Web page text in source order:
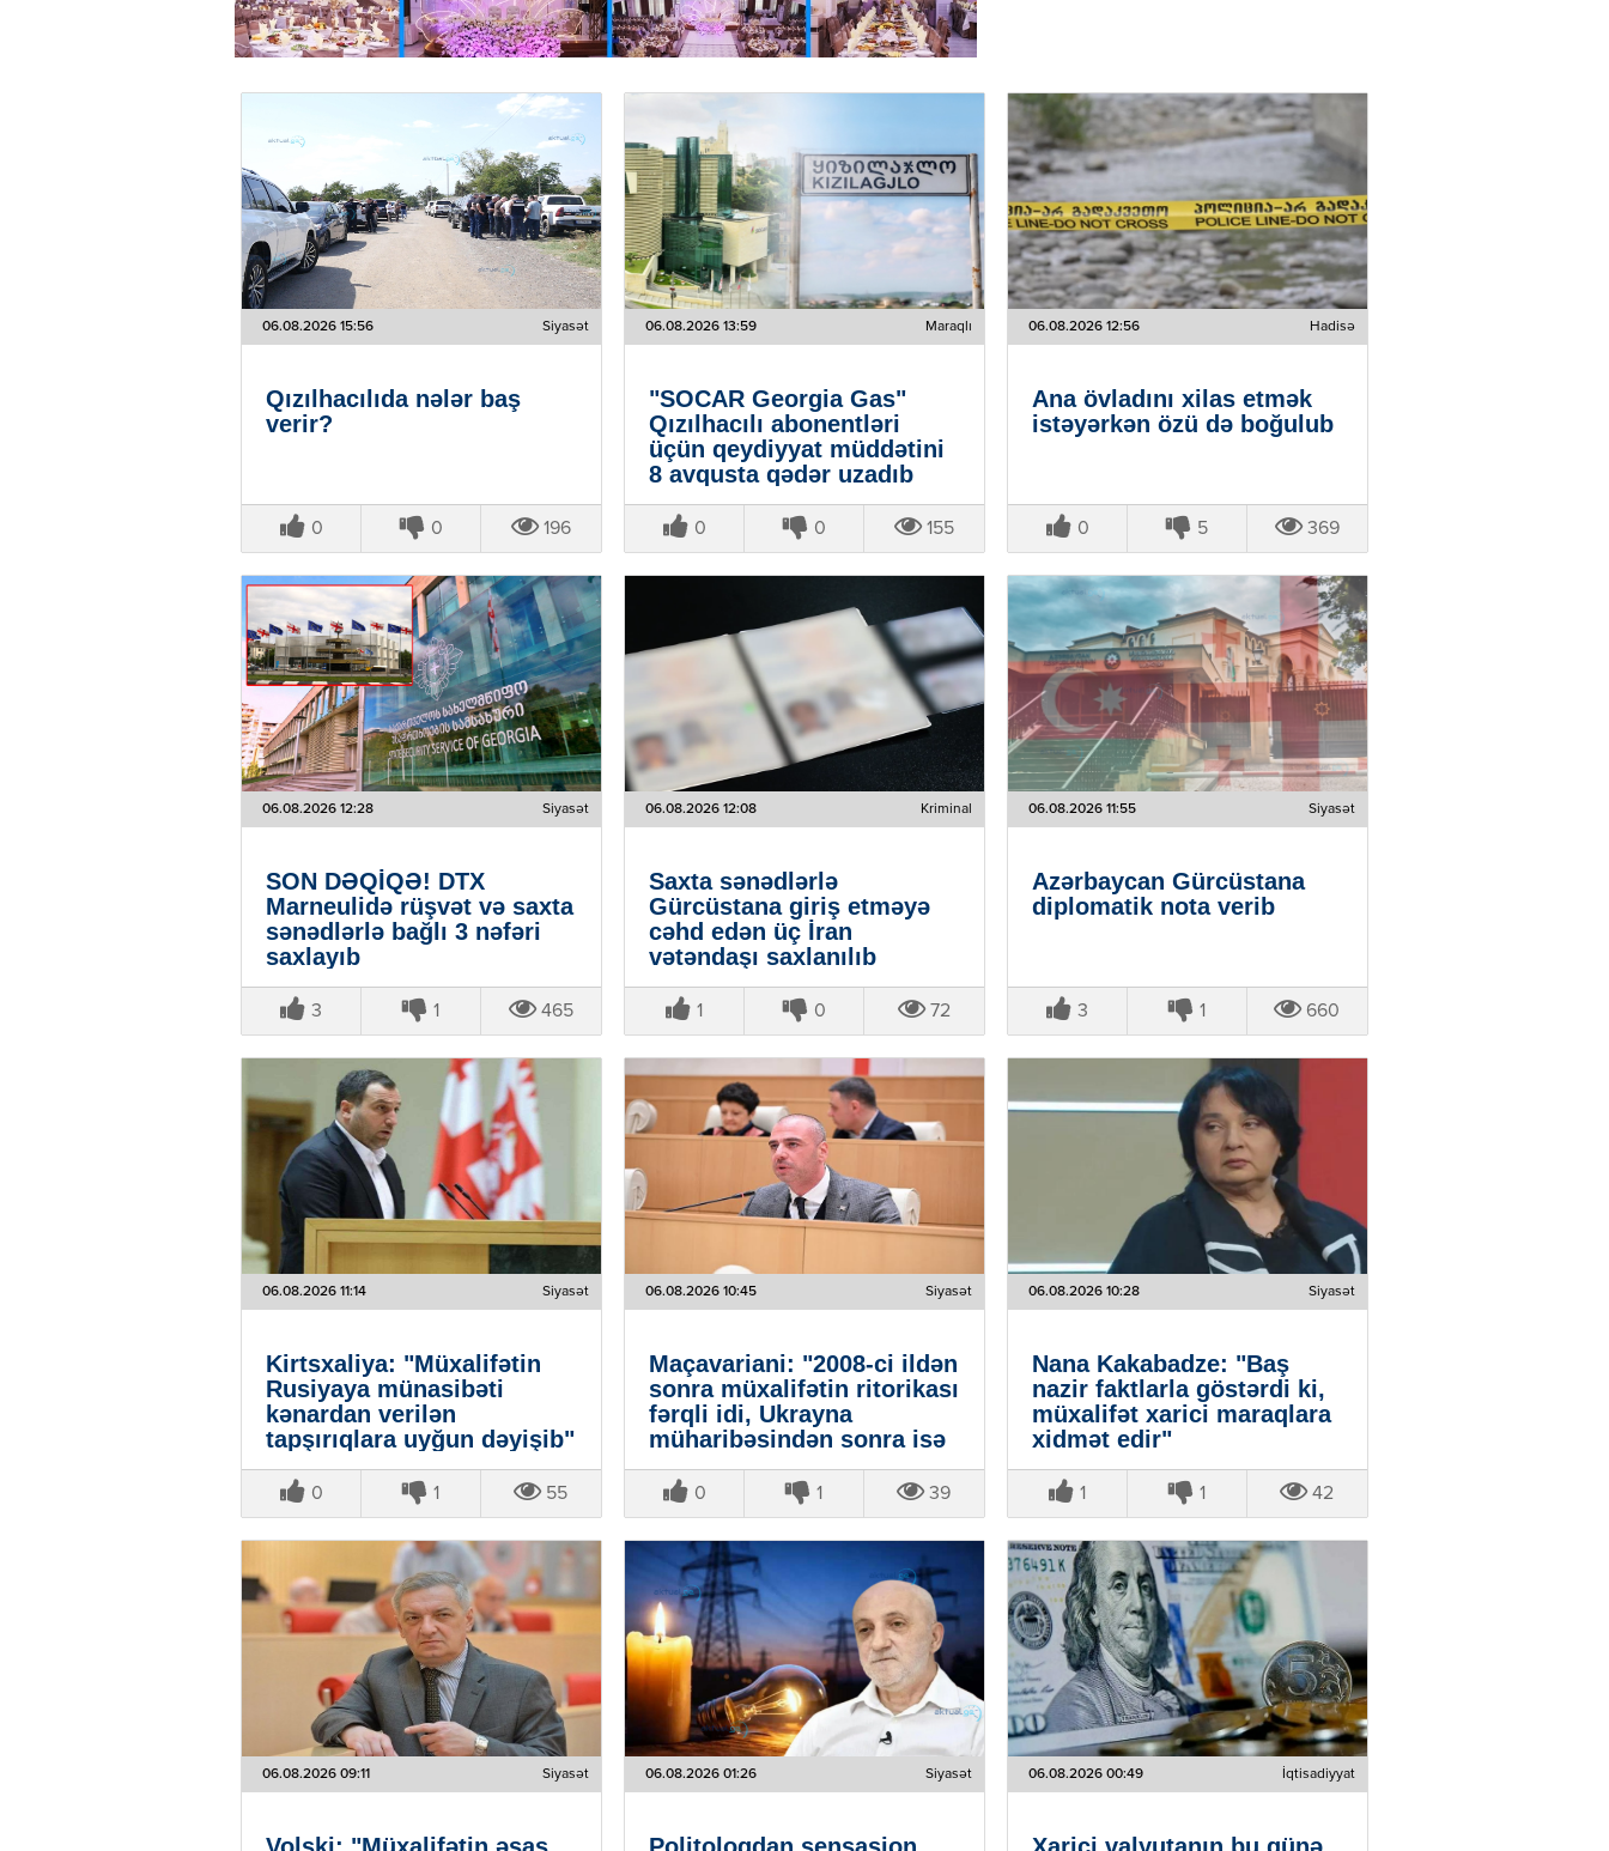
06.08.2026 15:56 Siyasət
Qızılhacılıda nələr baş
verir?
0 0 196
06.08.2026 13:59 Maraqlı
"SOCAR Georgia Gas"
Qızılhacılı abonentləri
üçün qeydiyyat müddətini
8 avqusta qədər uzadıb
0 0 155
06.08.2026 12:56 Hadisə
Ana övladını xilas etmək
istəyərkən özü də boğulub
0 5 369
06.08.2026 12:28 Siyasət
SON DƏQİQƏ! DTX
Marneulidə rüşvət və saxta
sənədlərlə bağlı 3 nəfəri
saxlayıb
3 1 465
06.08.2026 12:08 Kriminal
Saxta sənədlərlə
Gürcüstana giriş etməyə
cəhd edən üç İran
vətəndaşı saxlanılıb
1 0 72
06.08.2026 11:55 Siyasət
Azərbaycan Gürcüstana
diplomatik nota verib
3 1 660
06.08.2026 11:14 Siyasət
Kirtsxaliya: "Müxalifətin
Rusiyaya münasibəti
kənardan verilən
tapşırıqlara uyğun dəyişib"
0 1 55
06.08.2026 10:45 Siyasət
Maçavariani: "2008-ci ildən
sonra müxalifətin ritorikası
fərqli idi, Ukrayna
müharibəsindən sonra isə
dəyişdi"
0 1 39
06.08.2026 10:28 Siyasət
Nana Kakabadze: "Baş
nazir faktlarla göstərdi ki,
müxalifət xarici maraqlara
xidmət edir"
1 1 42
06.08.2026 09:11 Siyasət 06.08.2026 01:26 Siyasət 06.08.2026 00:49 İqtisadiyyat